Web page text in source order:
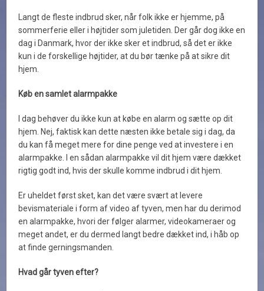
Langt de fleste indbrud sker, når folk ikke er hjemme, på
sommerferie eller i højtider som juletiden. Der går dog ikke en
dag i Danmark, hvor der ikke sker et indbrud, så det er ikke
kun i de forskellige højtider, at du bør tænke på at sikre dit
hjem.
Køb en samlet alarmpakke
I dag behøver du ikke kun at købe en alarm og sætte op dit
hjem. Nej, faktisk kan dette næsten ikke betale sig i dag, da
du kan få meget mere for dine penge ved at investere i en
alarmpakke. I en sådan alarmpakke vil dit hjem være dækket
rigtig godt ind, hvis der skulle komme indbrud i dit hjem.
Er uheldet først sket, kan det være svært at levere
bevismateriale i form af video af tyven, men har du derimod
en alarmpakke, hvori der følger alarmer, videokameraer og
meget andet, er du dermed langt bedre dækket ind, i håb op
at finde gerningsmanden.
Hvad går tyven efter?